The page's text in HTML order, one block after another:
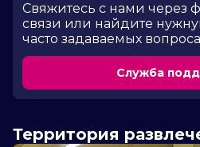
Cвяжитесь с нами через
связи или найдите
часто задаваемых
Служба
Территория